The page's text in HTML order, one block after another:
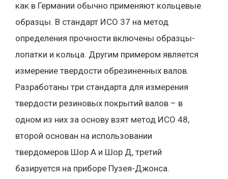
как в Германии обычно применяют кольцевые
образцы. В стандарт ИСО 37 на метод
определения прочности включены образцы-
лопатки и кольца. Другим примером является
измерение твердости обрезиненных валов.
Разработаны три стандарта для измерения
твердости резиновых покрытий валов – в
одном из них за основу взят метод ИСО 48,
второй основан на использовании
твердомеров Шор А и Шор Д, третий
базируется на приборе Пузея-Джонса.